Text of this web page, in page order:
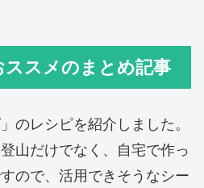
ススメのまとめ記事
のレシピを紹介しました。
登山だけでなく、自宅で作っ
ので、活用できそうなシー